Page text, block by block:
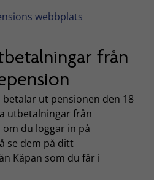
webbplats
från
ut pensionen den 18
utbetalningar från
du loggar in på
se dem på ditt
Kåpan som du får i